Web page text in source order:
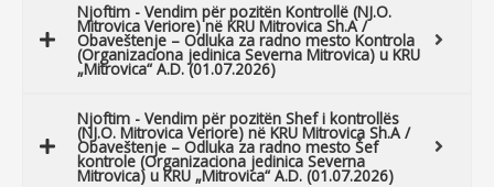
Njoftim - Vendim për pozitën Kontrollë (NJ.O.
Mitrovica Veriore) në KRU Mitrovica Sh.A /
Obaveštenje – Odluka za radno mesto Kontrola
(Organizaciona jedinica Severna Mitrovica) u KRU
„Mitrovica“ A.D. (01.07.2026)
Njoftim - Vendim për pozitën Shef i kontrollës
(NJ.O. Mitrovica Veriore) në KRU Mitrovica Sh.A /
Obaveštenje – Odluka za radno mesto Šef
kontrole (Organizaciona jedinica Severna
Mitrovica) u KRU „Mitrovica“ A.D. (01.07.2026)